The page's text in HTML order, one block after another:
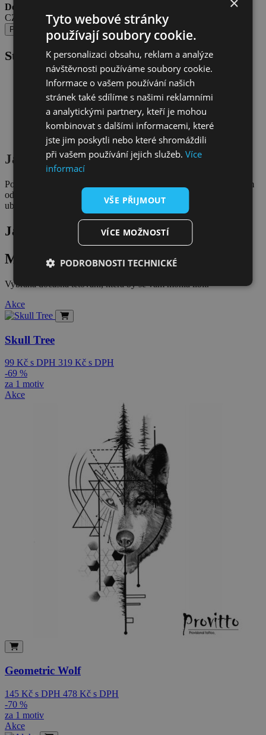
Doprava od 69 Kč
CZ Výdejní místa Zásilkovny (Z-Point, Z-Box).
Popis
Stručný návod(podrobný návodZDE)
Důkladně očisti a odmasti pokožku
Vystřihni motiv tak, aby zůstaly jen centimetrové okraje
Sloupni ochrannou fólii
Přilož tetování vzorem na kůži
Navlhči celou plochu pomocí houbičky/vatového tampónu
Chyť tetovací papír za rožek a pomalu sloupni
Jak odstranit dočasné tetování?
Potřete tetování dětským olejíčkem, alkoholem nebo dvoufázovým
odličovačem, po přibližně 10 sekundách tetování setřete pomocí
ubrousku či tampónu.
Jak dlouho tetování vydrží?
Mohlo by se vám líbit
Vybraná dočasná tetování, která by se vám mohla líbit.
Akce
Skull Tree
99 Kč s DPH 319 Kč s DPH
-69 %
za 1 motiv
Akce
Geometric Wolf
145 Kč s DPH 478 Kč s DPH
-70 %
za 1 motiv
Akce
Tyto webové stránky
používají soubory cookie.
K personalizaci obsahu, reklam a analýze
návštěvnosti používáme soubory cookie.
Informace o vašem používání našich
stránek také sdílíme s našimi reklamními
a analytickými partnery, kteří je mohou
kombinovat s dalšími informacemi, které
jste jim poskytli nebo které shromáždili
při vašem používání jejich služeb. Více
informací
VŠE PŘIJMOUT
VÍCE MOŽNOSTÍ
PODROBNOSTI TECHNICKÉ